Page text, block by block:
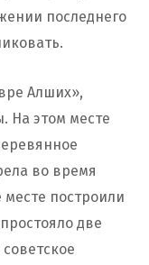
последнего
Алших»,
На этом месте
во время
месте построили
две